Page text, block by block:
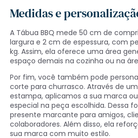
Medidas e
A Tábua BBQ mede 50 cm de
largura e 2 cm de espessura, com
kg. Assim, ela oferece uma área
espaço demais na cozinha ou na
Por fim, você também pode
corte para churrasco. Através de
estampa, aplicamos a sua marca
especial na peça escolhida. Dessa
presente marcante para amigos,
colaboradores. Além disso, ela
sua marca com muito estilo.